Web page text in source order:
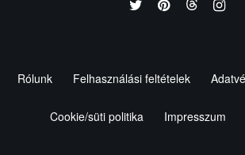
Rólunk Felhasználási feltételek
Cookie/süti politika Impresszum